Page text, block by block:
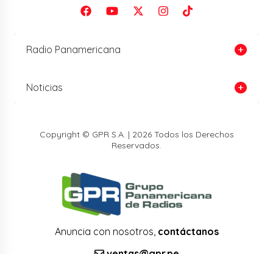
Radio Panamericana
Noticias
Copyright © GPR S.A. | 2026 Todos los Derechos
Reservados.
Anuncia con nosotros, contáctanos